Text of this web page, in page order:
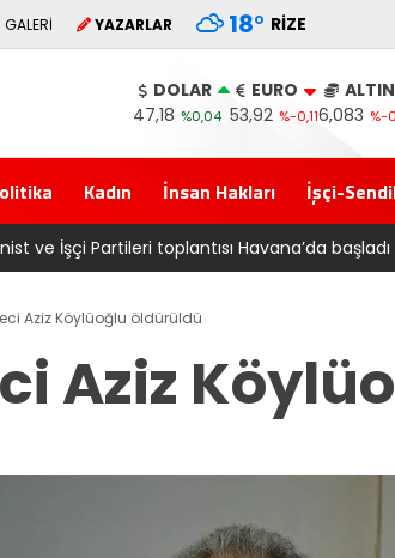
GALERİ YAZARLAR 18° RIZE
DOLAR
47,18 %0,04
EURO
53,92 %-0,11
ALTIN
6,083 %-
Kadın İnsan Hakları İşçi-
‘Çerçeve yasa’ kanun teklifi Adalet
Aziz Köylüoğlu öldürüldü
Aziz